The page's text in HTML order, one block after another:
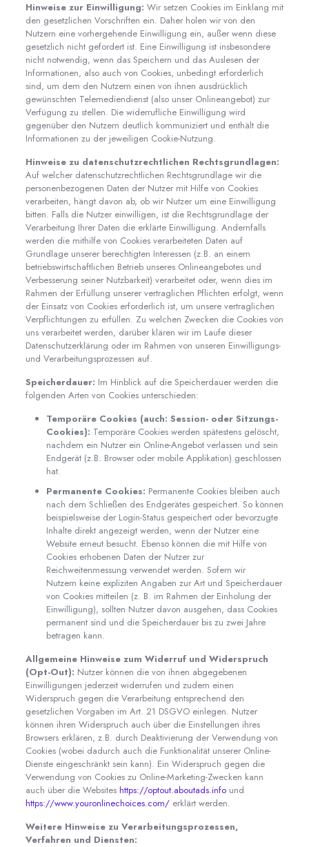
Hinweise zur Einwilligung: Wir setzen Cookies im Einklang mit
den gesetzlichen Vorschriften ein. Daher holen wir von den
Nutzern eine vorhergehende Einwilligung ein, außer wenn diese
gesetzlich nicht gefordert ist. Eine Einwilligung ist insbesondere
nicht notwendig, wenn das Speichern und das Auslesen der
Informationen, also auch von Cookies, unbedingt erforderlich
sind, um dem den Nutzern einen von ihnen ausdrücklich
gewünschten Telemediendienst (also unser Onlineangebot) zur
Verfügung zu stellen. Die widerrufliche Einwilligung wird
gegenüber den Nutzern deutlich kommuniziert und enthält die
Informationen zu der jeweiligen Cookie-Nutzung.
Hinweise zu datenschutzrechtlichen Rechtsgrundlagen:
Auf welcher datenschutzrechtlichen Rechtsgrundlage wir die
personenbezogenen Daten der Nutzer mit Hilfe von Cookies
verarbeiten, hängt davon ab, ob wir Nutzer um eine Einwilligung
bitten. Falls die Nutzer einwilligen, ist die Rechtsgrundlage der
Verarbeitung Ihrer Daten die erklärte Einwilligung. Andernfalls
werden die mithilfe von Cookies verarbeiteten Daten auf
Grundlage unserer berechtigten Interessen (z.B. an einem
betriebswirtschaftlichen Betrieb unseres Onlineangebotes und
Verbesserung seiner Nutzbarkeit) verarbeitet oder, wenn dies im
Rahmen der Erfüllung unserer vertraglichen Pflichten erfolgt, wenn
der Einsatz von Cookies erforderlich ist, um unsere vertraglichen
Verpflichtungen zu erfüllen. Zu welchen Zwecken die Cookies von
uns verarbeitet werden, darüber klären wir im Laufe dieser
Datenschutzerklärung oder im Rahmen von unseren Einwilligungs-
und Verarbeitungsprozessen auf.
Speicherdauer: Im Hinblick auf die Speicherdauer werden die
folgenden Arten von Cookies unterschieden:
Temporäre Cookies (auch: Session- oder Sitzungs-
Cookies): Temporäre Cookies werden spätestens gelöscht,
nachdem ein Nutzer ein Online-Angebot verlassen und sein
Endgerät (z.B. Browser oder mobile Applikation) geschlossen
hat.
Permanente Cookies: Permanente Cookies bleiben auch
nach dem Schließen des Endgerätes gespeichert. So können
beispielsweise der Login-Status gespeichert oder bevorzugte
Inhalte direkt angezeigt werden, wenn der Nutzer eine
Website erneut besucht. Ebenso können die mit Hilfe von
Cookies erhobenen Daten der Nutzer zur
Reichweitenmessung verwendet werden. Sofern wir
Nutzern keine expliziten Angaben zur Art und Speicherdauer
von Cookies mitteilen (z. B. im Rahmen der Einholung der
Einwilligung), sollten Nutzer davon ausgehen, dass Cookies
permanent sind und die Speicherdauer bis zu zwei Jahre
betragen kann.
Allgemeine Hinweise zum Widerruf und Widerspruch
(Opt-Out): Nutzer können die von ihnen abgegebenen
Einwilligungen jederzeit widerrufen und zudem einen
Widerspruch gegen die Verarbeitung entsprechend den
gesetzlichen Vorgaben im Art. 21 DSGVO einlegen. Nutzer
können ihren Widerspruch auch über die Einstellungen ihres
Browsers erklären, z.B. durch Deaktivierung der Verwendung von
Cookies (wobei dadurch auch die Funktionalität unserer Online-
Dienste eingeschränkt sein kann). Ein Widerspruch gegen die
Verwendung von Cookies zu Online-Marketing-Zwecken kann
auch über die Websites https://optout.aboutads.infound
https://www.youronlinechoices.com/erklärt werden.
Weitere Hinweise zu Verarbeitungsprozessen,
Verfahren und Diensten: